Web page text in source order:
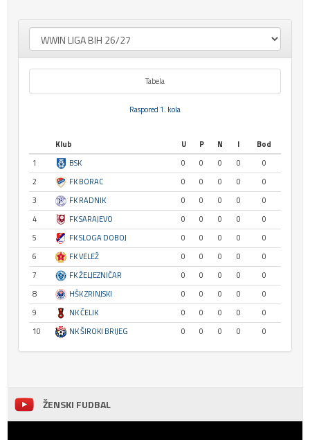
Tabela
Raspored 1. kola
Klub U P N I
Bod
1
BSK 0 0 0 0
0
2
FK BORAC 0 0 0 0
0
3
FK RADNIK 0 0 0 0
0
4
FK SARAJEVO 0 0 0 0
0
5
FK SLOGA DOBOJ 0 0 0 0
0
6
FK VELEŽ 0 0 0 0
0
7
FK ŽELJEZNIČAR 0 0 0 0
0
8
HŠK ZRINJSKI 0 0 0 0
0
9
NK ČELIK 0 0 0 0
0
10
NK ŠIROKI BRIJEG 0 0 0 0 0
ŽENSKI FUDBAL